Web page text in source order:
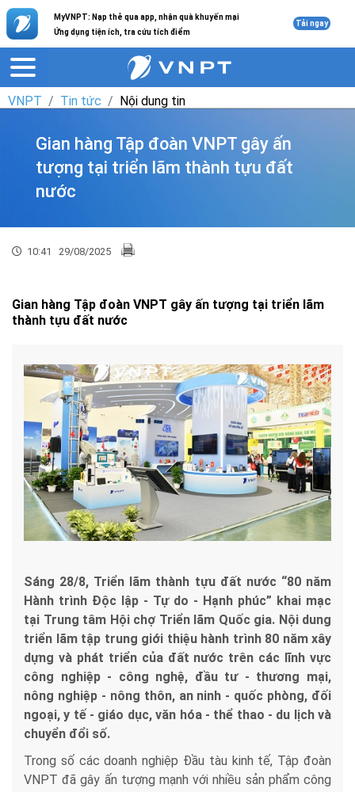
MyVNPT: Nạp thẻ qua app, nhận quà khuyến mại
Ứng dụng tiện ích, tra cứu tích điểm
Tải ngay
VNPT Tin tức Nội dung tin
Gian hàng Tập đoàn VNPT gây ấn
tượng tại triển lãm thành tựu đất
nước
10:41 29/08/2025
Gian hàng Tập đoàn VNPT gây ấn tượng tại triển lãm
thành tựu đất nước
Sáng 28/8, Triển lãm thành tựu đất nước “80 năm
Hành trình Độc lập - Tự do - Hạnh phúc” khai mạc
tại Trung tâm Hội chợ Triển lãm Quốc gia. Nội dung
triển lãm tập trung giới thiệu hành trình 80 năm xây
dựng và phát triển của đất nước trên các lĩnh vực
công nghiệp - công nghệ, đầu tư - thương mại,
nông nghiệp - nông thôn, an ninh - quốc phòng, đối
ngoại, y tế - giáo dục, văn hóa - thể thao - du lịch và
chuyển đổi số.
Trong số các doanh nghiệp Đầu tàu kinh tế, Tập đoàn
VNPT đã gây ấn tượng mạnh với nhiều sản phẩm công